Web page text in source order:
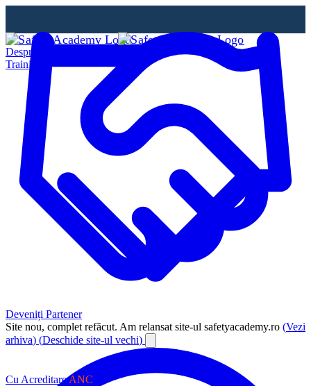
Deveniți Partener
Site nou, complet refăcut. Am relansat site-ul safetyacademy.ro (Vezi
arhiva) (Deschide site-ul vechi)
Despre Noi
Training
Cu AcreditareANC